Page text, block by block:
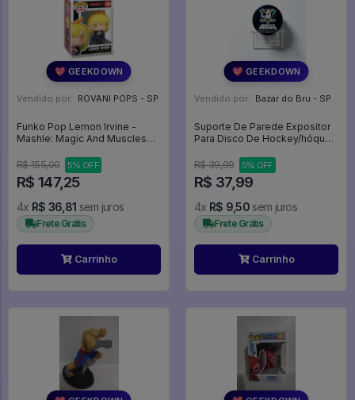
💖 GEEKDOWN
Vendido por: ROVANI POPS - SP
Funko Pop Lemon Irvine -
Mashle: Magic And Muscles
R$ 155,00
5% OFF
R$ 147,25
4x R$ 36,81 sem juros
Frete Grátis
Carrinho
💖 GEEKDOWN
Vendido por: Bazar do Bru - SP
Suporte De Parede Expositor
Para Disco De Hockey/hóquei
R$ 39,99
5% OFF
R$ 37,99
4x R$ 9,50 sem juros
Frete Grátis
Carrinho